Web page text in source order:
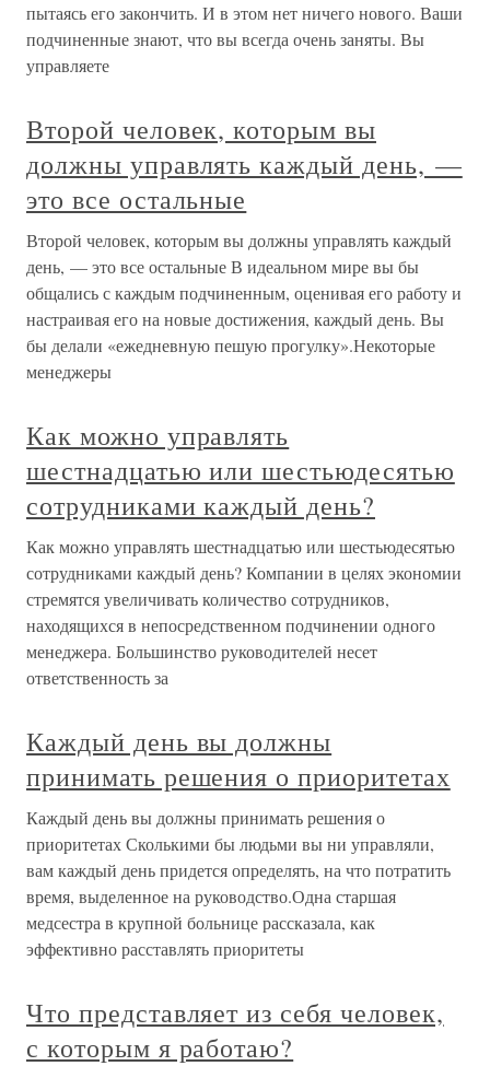
пытаясь его закончить. И в этом нет ничего нового. Ваши
подчиненные знают, что вы всегда очень заняты. Вы
управляете
Второй человек, которым вы
должны управлять каждый день, —
это все остальные
Второй человек, которым вы должны управлять каждый
день, — это все остальные В идеальном мире вы бы
общались с каждым подчиненным, оценивая его работу и
настраивая его на новые достижения, каждый день. Вы
бы делали «ежедневную пешую прогулку».Некоторые
менеджеры
Как можно управлять
шестнадцатью или шестьюдесятью
сотрудниками каждый день?
Как можно управлять шестнадцатью или шестьюдесятью
сотрудниками каждый день? Компании в целях экономии
стремятся увеличивать количество сотрудников,
находящихся в непосредственном подчинении одного
менеджера. Большинство руководителей несет
ответственность за
Каждый день вы должны
принимать решения о приоритетах
Каждый день вы должны принимать решения о
приоритетах Сколькими бы людьми вы ни управляли,
вам каждый день придется определять, на что потратить
время, выделенное на руководство.Одна старшая
медсестра в крупной больнице рассказала, как
эффективно расставлять приоритеты
Что представляет из себя человек,
с которым я работаю?